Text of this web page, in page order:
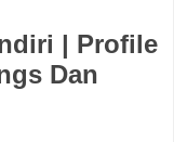
| Profile
Dan